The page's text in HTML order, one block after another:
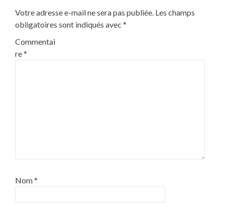
Votre adresse e-mail ne sera pas publiée. Les champs
obligatoires sont indiqués avec *
Commentai
re*
Nom*